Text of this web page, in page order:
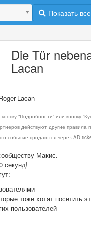
Показать все
Die Tür
Lacan
Lacan
"Подробности" или кнопку
действуют другие правила
событие продаются через AD
Макис.
секунд!
тоже хотят посетить
пользователей